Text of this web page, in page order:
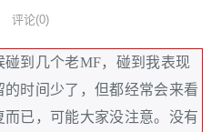
评论(0)
到几个老MF，碰到我表现
时间少了，但都经常会来看
已，可能大家没注意。没有